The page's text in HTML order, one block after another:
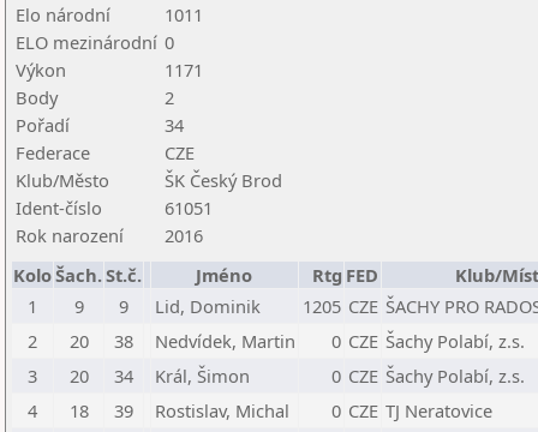
Elo národní
1011
ELO mezinárodní 0
Výkon
1171
Body
2
Pořadí
34
Federace
CZE
Klub/Město
ŠK Český Brod
Ident-číslo
61051
Rok narození
2016
KoloŠach.St.č. Jméno Rtg FED
Klub/
1
9 9 Lid, Dominik 1205 CZE ŠACHY PRO
2
20 38 Nedvídek, Martin 0 CZE Šachy Polabí, z.s.
3
20 34 Král, Šimon 0 CZE Šachy Polabí, z.s.
4
18 39 Rostislav, Michal 0 CZE TJ Neratovice